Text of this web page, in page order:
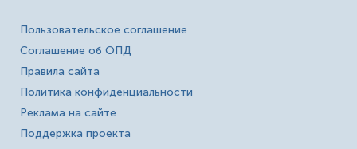
Пользовательское соглашение
Соглашение об ОПД
Правила сайта
Политика конфиденциальности
Реклама на сайте
Поддержка проекта